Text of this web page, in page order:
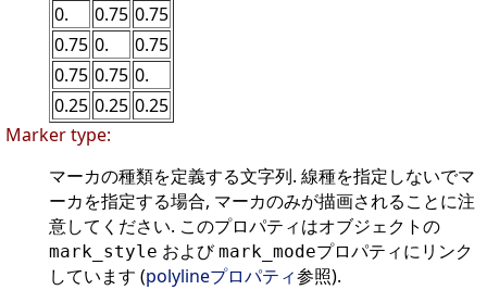
0.
0.75 0.75
0.75 0.
0.75
0.75 0.75 0.
0.25 0.25 0.25
Marker type:
マーカの種類を定義する文字列. 線種を指定しないでマ
ーカを指定する場合, マーカのみが描画されることに注
意してください. このプロパティはオブジェクトの
mark_style およびmark_modeプロパティにリンク
しています (polylineプロパティ参照).